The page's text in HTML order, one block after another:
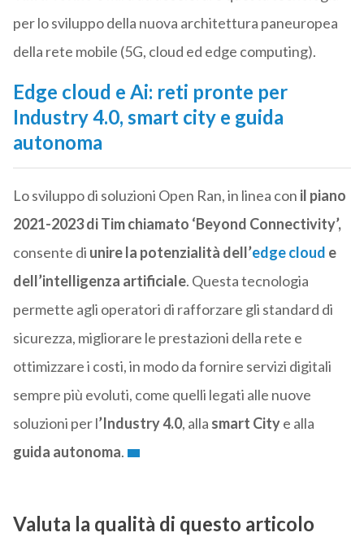
per lo sviluppo della nuova architettura paneuropea
della rete mobile (5G, cloud ed edge computing).
Edge cloud e Ai: reti pronte per
Industry 4.0, smart city e guida
autonoma
Lo sviluppo di soluzioni Open Ran, in linea con il piano
2021-2023 di Tim chiamato ‘Beyond Connectivity’,
consente di unire la potenzialità dell’edge cloud e
dell’intelligenza artificiale. Questa tecnologia
permette agli operatori di rafforzare gli standard di
sicurezza, migliorare le prestazioni della rete e
ottimizzare i costi, in modo da fornire servizi digitali
sempre più evoluti, come quelli legati alle nuove
soluzioni per l’Industry 4.0, alla smart Citye alla
guida autonoma.
Valuta la qualità di questo articolo